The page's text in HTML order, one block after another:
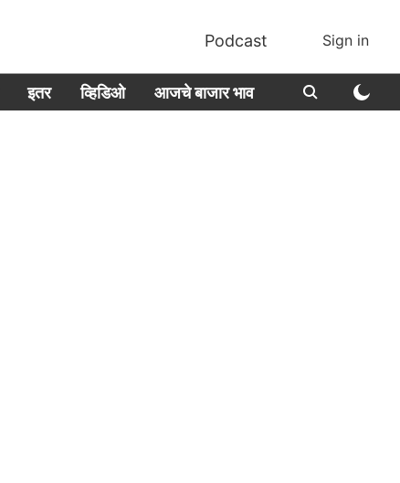
Podcast Sign in
इतर व्हिडिओ आजचे बाजार भाव